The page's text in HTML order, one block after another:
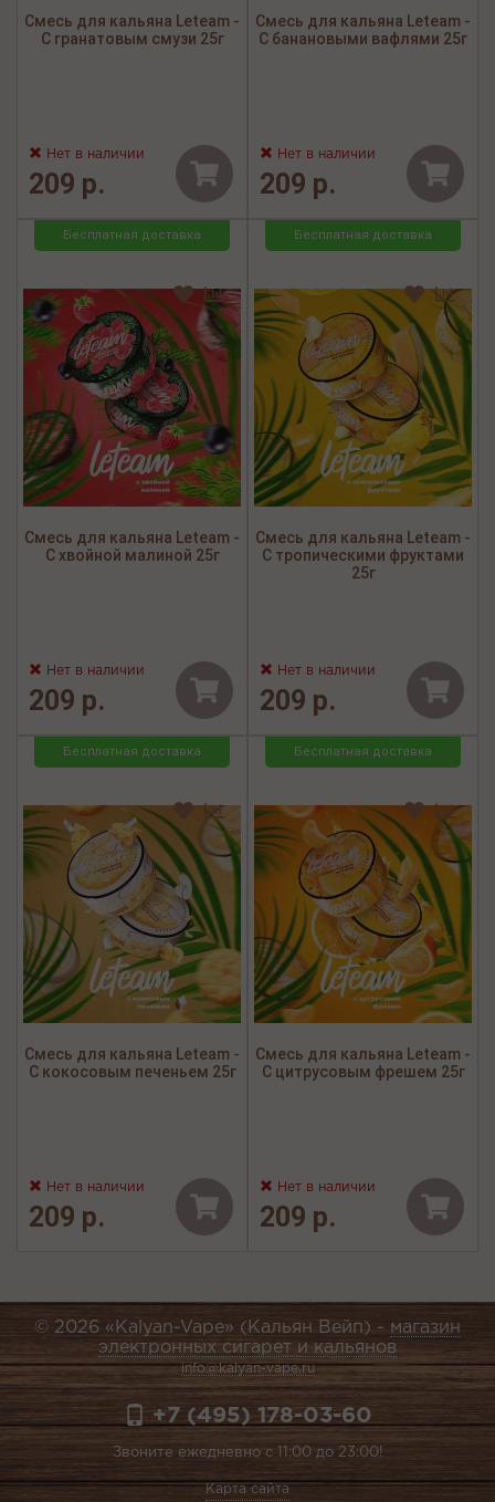
Смесь для кальяна Leteam -
С гранатовым смузи 25г
Нет в наличии
209 р.
Смесь для кальяна Leteam -
С банановыми вафлями 25г
Нет в наличии
209 р.
Бесплатная доставка
Смесь для кальяна Leteam -
С хвойной малиной 25г
Нет в наличии
209 р.
Бесплатная доставка
Смесь для кальяна Leteam -
С тропическими фруктами
25г
Нет в наличии
209 р.
Бесплатная доставка
Смесь для кальяна Leteam -
С кокосовым печеньем 25г
Нет в наличии
209 р.
Бесплатная доставка
Смесь для кальяна Leteam -
С цитрусовым фрешем 25г
Нет в наличии
209 р.
© 2026 «Kalyan-Vape» (Кальян Вейп) - магазин
электронных сигарет и кальянов
info@kalyan-vape.ru
+7 (495) 178-03-60
Звоните ежедневно с 11:00 до 23:00!
Карта сайта